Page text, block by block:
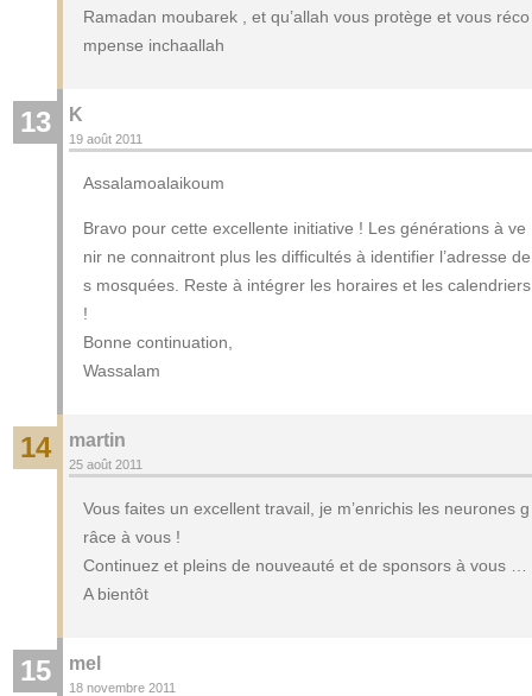
Ramadan moubarek , et qu’allah vous protège et vous réco
mpense inchaallah
13 K
19 août 2011
Assalamoalaikoum
Bravo pour cette excellente initiative ! Les générations à ve
nir ne connaitront plus les difficultés à identifier l’adresse de
s mosquées. Reste à intégrer les horaires et les calendriers
!
Bonne continuation,
Wassalam
14 martin
25 août 2011
Vous faites un excellent travail, je m’enrichis les neurones g
râce à vous !
Continuez et pleins de nouveauté et de sponsors à vous …
A bientôt
15 mel
18 novembre 2011